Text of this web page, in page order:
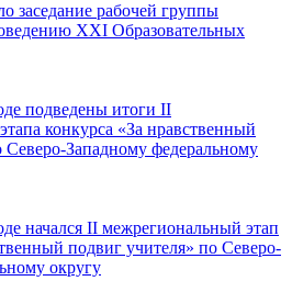
заседание рабочей группы
XXI Образовательных
подведены итоги II
конкурса «За нравственный
Северо-Западному федеральному
начался II межрегиональный этап
подвиг учителя» по Северо-
округу